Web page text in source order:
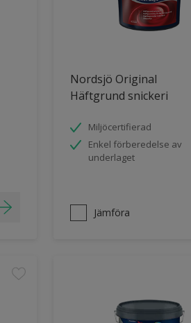
Nordsjö Original
Häftgrund snickeri
Miljöcertifierad
Enkel förberedelse av
underlaget
Jämföra